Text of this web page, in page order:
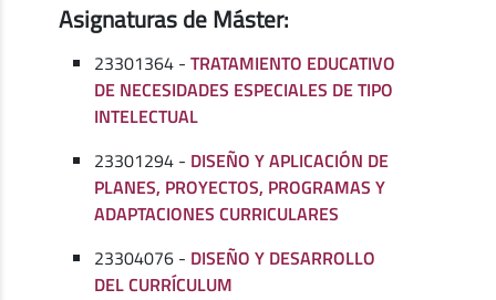
Asignaturas de Máster:
23301364 -TRATAMIENTO EDUCATIVO
DE NECESIDADES ESPECIALES DE TIPO
INTELECTUAL
23301294 - DISEÑO Y APLICACIÓN DE
PLANES, PROYECTOS, PROGRAMAS Y
ADAPTACIONES CURRICULARES
23304076 - DISEÑO Y DESARROLLO
DEL CURRÍCULUM